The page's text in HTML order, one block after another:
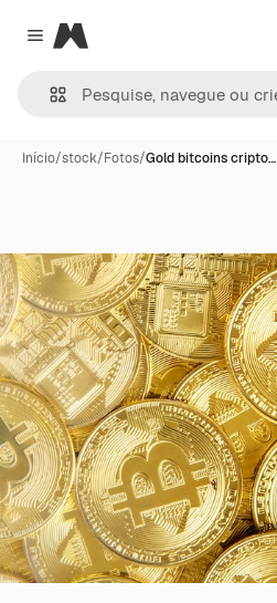
Close menu
Magnific
Início/stock/Fotos/Gold bitcoins cripto…